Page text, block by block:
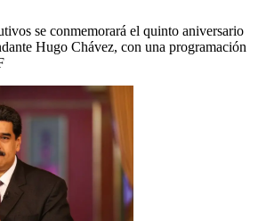
se conmemorará el quinto aniversario
Hugo Chávez, con una programación